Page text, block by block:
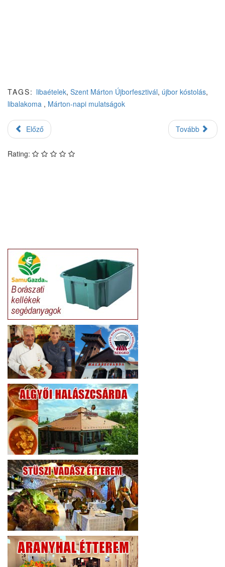
TAGS: libaételek, Szent Márton Újborfesztivál, újbor kóstolás,
libalakoma , Márton-napi mulatságok
Előző Tovább
Rating: